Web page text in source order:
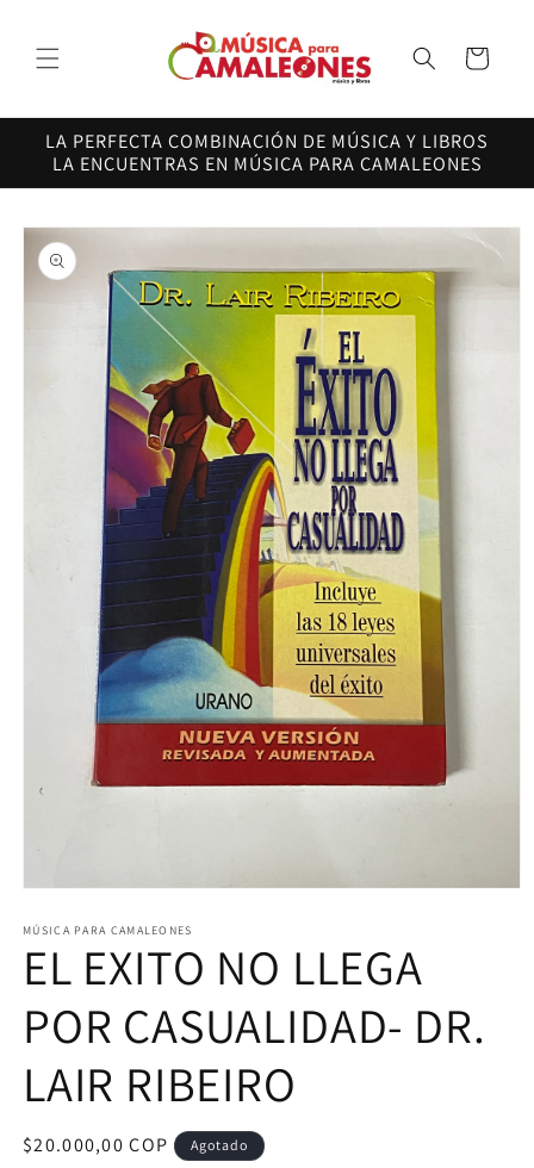
al contenido
Carrito
LA PERFECTA COMBINACIÓN DE MÚSICA Y LIBROS
LA ENCUENTRAS EN MÚSICA PARA CAMALEONES
directamente
a la
información
del producto
multimedia
1
en
una
modal
MÚSICA PARA CAMALEONES
EL EXITO NO LLEGA
POR CASUALIDAD- DR.
LAIR RIBEIRO
Precio
$20.000,00 COP Agotado